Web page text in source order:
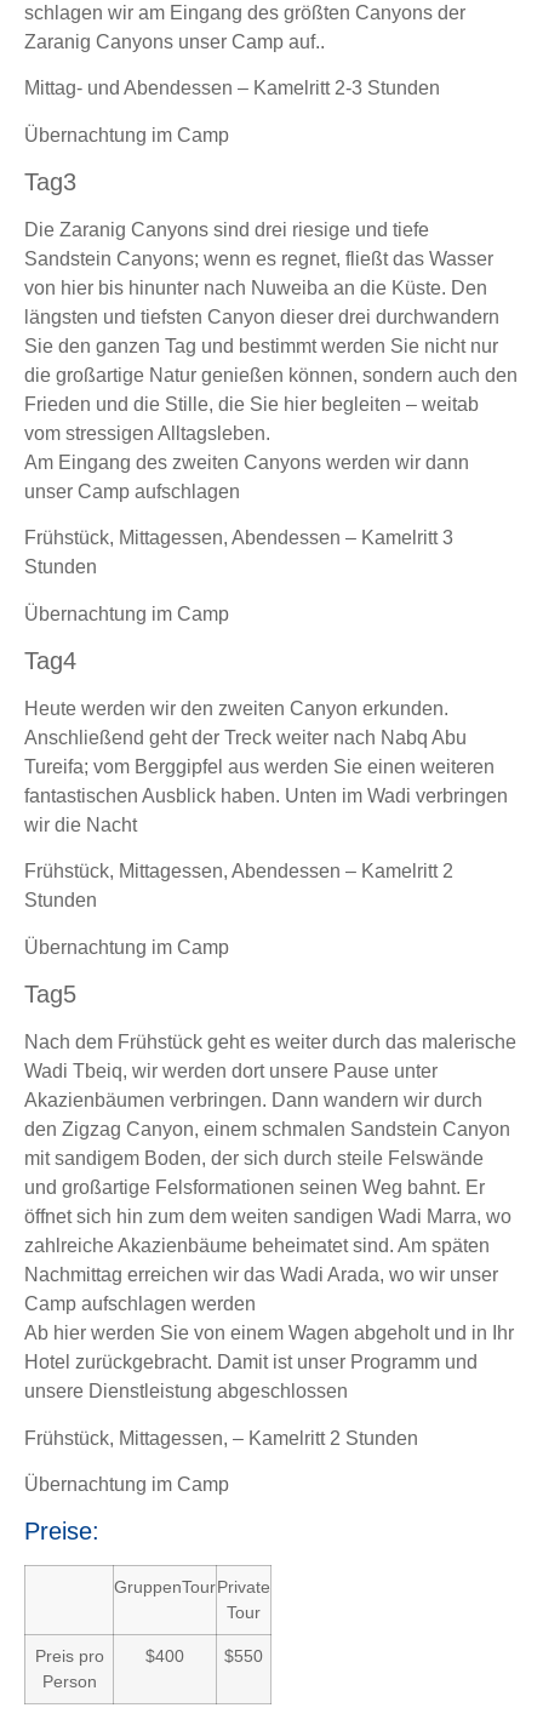
schlagen wir am Eingang des größten Canyons der
Zaranig Canyons unser Camp auf..
Mittag- und Abendessen – Kamelritt 2-3 Stunden
Übernachtung im Camp
Tag3
Die Zaranig Canyons sind drei riesige und tiefe
Sandstein Canyons; wenn es regnet, fließt das Wasser
von hier bis hinunter nach Nuweiba an die Küste. Den
längsten und tiefsten Canyon dieser drei durchwandern
Sie den ganzen Tag und bestimmt werden Sie nicht nur
die großartige Natur genießen können, sondern auch den
Frieden und die Stille, die Sie hier begleiten – weitab
vom stressigen Alltagsleben.
Am Eingang des zweiten Canyons werden wir dann
unser Camp aufschlagen
Frühstück, Mittagessen, Abendessen – Kamelritt 3
Stunden
Übernachtung im Camp
Tag4
Heute werden wir den zweiten Canyon erkunden.
Anschließend geht der Treck weiter nach Nabq Abu
Tureifa; vom Berggipfel aus werden Sie einen weiteren
fantastischen Ausblick haben. Unten im Wadi verbringen
wir die Nacht
Frühstück, Mittagessen, Abendessen – Kamelritt 2
Stunden
Übernachtung im Camp
Tag5
Nach dem Frühstück geht es weiter durch das malerische
Wadi Tbeiq, wir werden dort unsere Pause unter
Akazienbäumen verbringen. Dann wandern wir durch
den Zigzag Canyon, einem schmalen Sandstein Canyon
mit sandigem Boden, der sich durch steile Felswände
und großartige Felsformationen seinen Weg bahnt. Er
öffnet sich hin zum dem weiten sandigen Wadi Marra, wo
zahlreiche Akazienbäume beheimatet sind. Am späten
Nachmittag erreichen wir das Wadi Arada, wo wir unser
Camp aufschlagen werden
Ab hier werden Sie von einem Wagen abgeholt und in Ihr
Hotel zurückgebracht. Damit ist unser Programm und
unsere Dienstleistung abgeschlossen
Frühstück, Mittagessen, – Kamelritt 2 Stunden
Übernachtung im Camp
Preise:
GruppenTourPrivate
Tour
Preis pro
Person
$400 $550